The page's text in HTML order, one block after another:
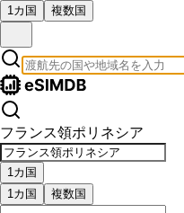
1カ国 複数国
フランス領ポリネシア
1カ国
1カ国
複数国